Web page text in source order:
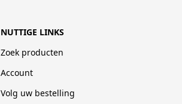
NUTTIGE LINKS
Zoek producten
Account
Volg uw bestelling